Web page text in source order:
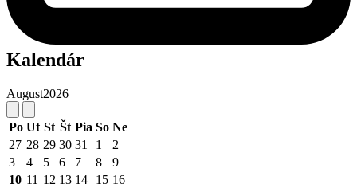
Kalendár
August2026
Po Ut St Št Pia So Ne
27 28 29 30 31 1
2
3
4 5 6 7 8
9
10 11 12 13 14 15 16